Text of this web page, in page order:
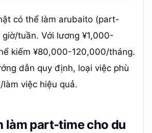
có thể làm arubaito (part-
tuần. Với lương ¥1,000-
kiếm ¥80,000-120,000/tháng.
dẫn quy định, loại việc phù
việc hiệu quả.
làm part-time cho du